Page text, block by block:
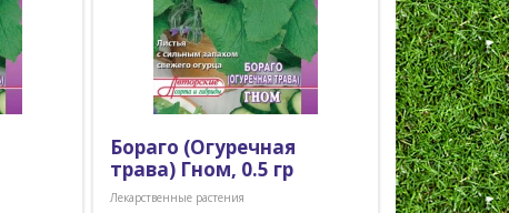
Бораго (Огуречная
трава) Гном, 0.5 гр
Лекарственные растения
Майоран
Байкал,
Лекарственные